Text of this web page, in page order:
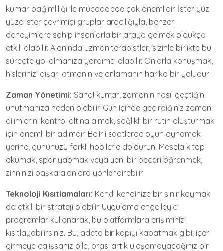
kumar bağımlılığı ile mücadelede çok önemlidir. İster yüz
yüze ister çevrimiçi gruplar aracılığıyla, benzer
deneyimlere sahip insanlarla bir araya gelmek oldukça
etkili olabilir. Alanında uzman terapistler, sizinle birlikte bu
süreçte yol almanıza yardımcı olabilir. Onlarla konuşmak,
hislerinizi dışarı atmanın ve anlamanın harika bir yoludur.
Zaman Yönetimi: Sanal kumar, zamanın nasıl geçtiğini
unutmanıza neden olabilir. Gün içinde geçirdiğiniz zaman
dilimlerini kontrol altına almak, sağlıklı bir rutin oluşturmak
için önemli bir adımdır. Belirli saatlerde oyun oynamak
yerine, gününüzü farklı hobilerle doldurun. Mesela kitap
okumak, spor yapmak veya yeni bir beceri öğrenmek,
zihninizi başka alanlara yönlendirebilir.
Teknoloji Kısıtlamaları: Kendi kendinize bir sınır koymak
da etkili bir strateji olabilir. Uygulama engelleyici
programlar kullanarak, bu platformlara erişiminizi
kısıtlayabilirsiniz. Bu, adeta bir kapıyı kapatmak gibi; içeri
girmeye çalışsanız bile, orası artık ulaşamayacağınız bir